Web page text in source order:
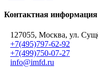
Контактная информация
127055, Москва, ул.
+7(495)797-62-92
+7(499)750-07-27
info@imfd.ru